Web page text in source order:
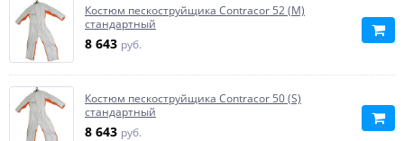
Костюм пескоструйщика Contracor 52 (M)
стандартный
8 643 руб.
Костюм пескоструйщика Contracor 50 (S)
стандартный
8 643 руб.